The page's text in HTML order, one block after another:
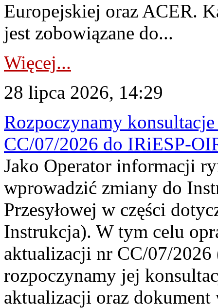
Europejskiej oraz ACER.
jest zobowiązane do...
Więcej...
28 lipca 2026, 14:29
Rozpoczynamy
CC/07/2026 do IRiESP-
Jako Operator informacji
wprowadzić zmiany do
Przesyłowej w części
Instrukcja). W tym celu
aktualizacji nr CC/07/
rozpoczynamy jej
aktualizacji oraz